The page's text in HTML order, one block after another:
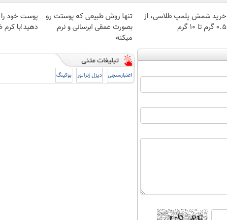
خرید شمش پلمپ طلاسی، از
۰.۵ گرم تا ۱۰ گرم
تنها روش طبیعی که پوستت رو
بصورت عمقی ابرسانی و نرم
میکنه
پوست خود
دهید!با
اعتبارسنجی دیزل ژنراتور بوکینگ